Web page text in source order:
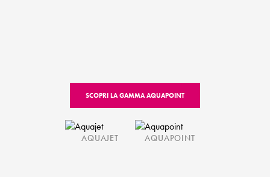
SCOPRI LA GAMMA AQUAPOINT
AQUAJET AQUAPOINT